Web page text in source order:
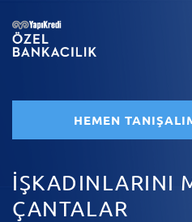
HEMEN
İŞKADINLARINI
ÇANTALAR